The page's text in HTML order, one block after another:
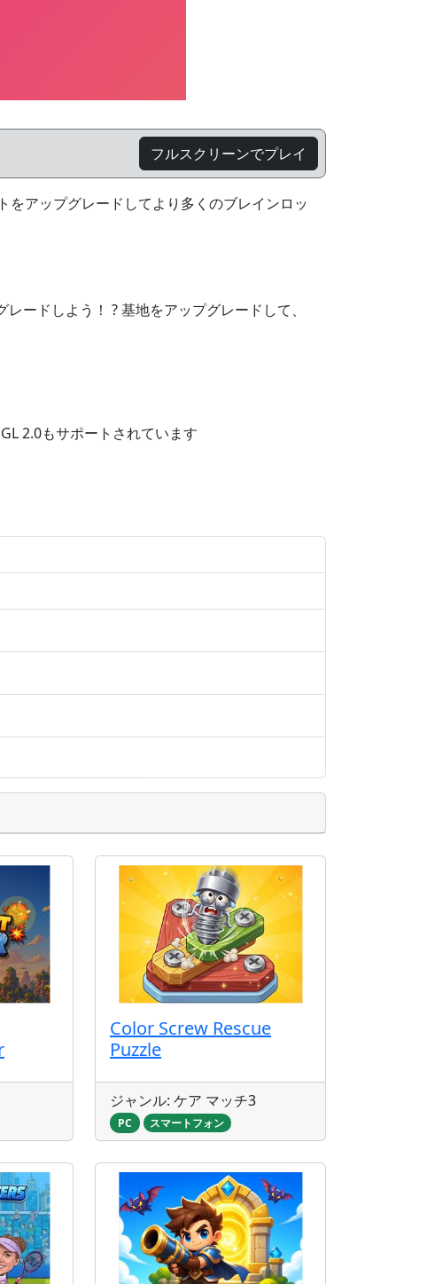
フルスクリーンでプレイ
アップグレードしてより多くのブレインロッ
ードしよう！ ? 基地をアップグレードして、
2.0もサポートされています
Color Screw Rescue
Puzzle
ジャンル: ケア マッチ3
PC スマートフォン